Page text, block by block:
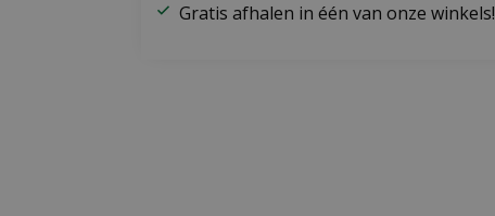
Gratis afhalen in één van onze winkels!